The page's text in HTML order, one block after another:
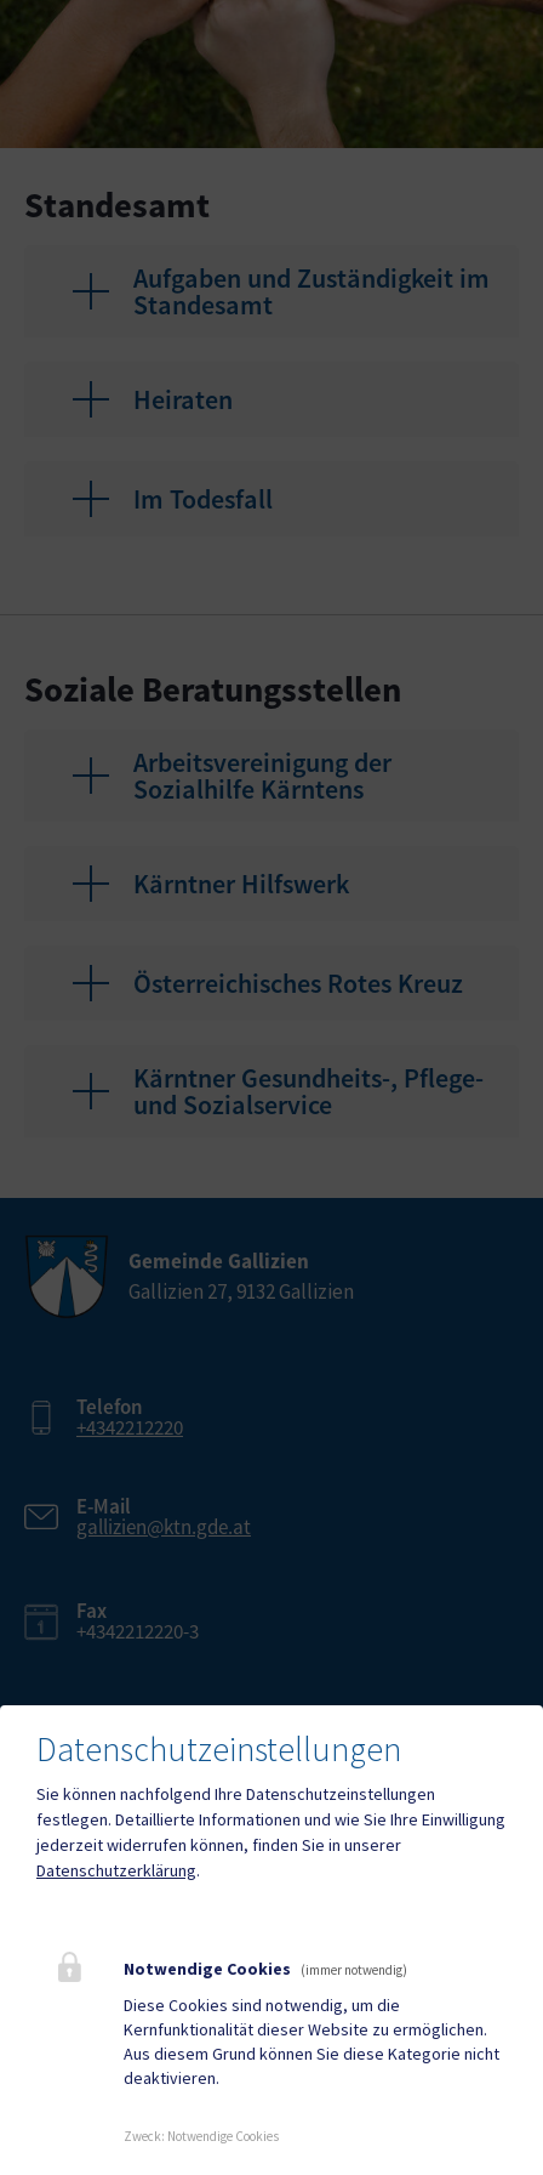
Standesamt
Aufgaben und Zuständigkeit im
Standesamt
Heiraten
Im Todesfall
Soziale Beratungsstellen
Arbeitsvereinigung der
Sozialhilfe Kärntens
Kärntner Hilfswerk
Österreichisches Rotes Kreuz
Kärntner Gesundheits-, Pflege-
und Sozialservice
Gemeinde Gallizien
Gallizien 27, 9132 Gallizien
Telefon
+4342212220
E-Mail
gallizien@ktn.gde.at
Fax
+4342212220-3
Quicklinks
Facebook
DuBistGallizien - Portal
Gemeindezeitung
Neuigkeiten
Datenschutzeinstellungen
Sie können nachfolgend Ihre Datenschutzeinstellungen
festlegen. Detaillierte Informationen und wie Sie Ihre Einwilligung
jederzeit widerrufen können, finden Sie in unserer
Datenschutzerklärung.
Notwendige Cookies (immer notwendig)
Diese Cookies sind notwendig, um die
Kernfunktionalität dieser Website zu ermöglichen.
Aus diesem Grund können Sie diese Kategorie nicht
deaktivieren.
Zweck: Notwendige Cookies